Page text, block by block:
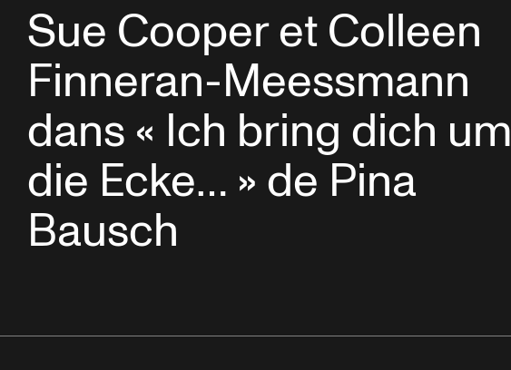
Sue Cooper et Colleen
Finneran-Meessmann
dans « Ich bring dich um
die Ecke… » de Pina
Bausch